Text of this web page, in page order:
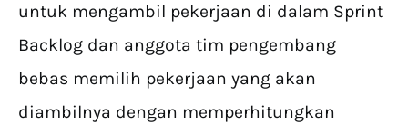
untuk mengambil pekerjaan di dalam Sprint
Backlog dan anggota tim pengembang
bebas memilih pekerjaan yang akan
diambilnya dengan memperhitungkan